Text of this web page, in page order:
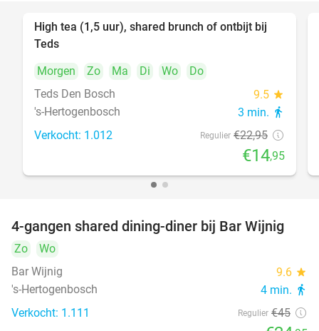
35%
High tea (1,5 uur), shared brunch of ontbijt bij
Teds
Morgen
Zo Ma Di Wo
Do
Teds Den Bosch
9.5 star
's-Hertogenbosch 3 min. directions_walk
Verkocht: 1.012 Regulier €22,95
€14,95
45%
4-gangen shared dining-diner bij Bar Wijnig
Zo
Wo
Bar Wijnig
9.6 star
's-Hertogenbosch 4 min. directions_walk
Verkocht: 1.111 Regulier €45